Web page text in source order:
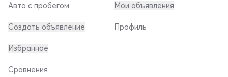
Авто с пробегом
Создать объявление
Мои объявления
Профиль
Избранное
Сравнения